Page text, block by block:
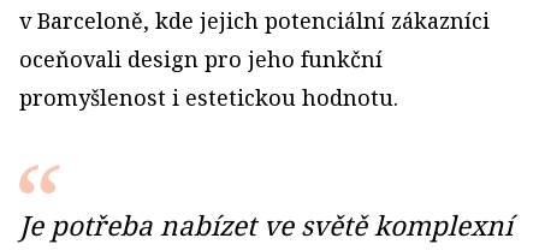
v Barceloně, kde jejich potenciální zákazníci
oceňovali design pro jeho funkční
promyšlenost i estetickou hodnotu.
Je potřeba nabízet ve světě komplexní